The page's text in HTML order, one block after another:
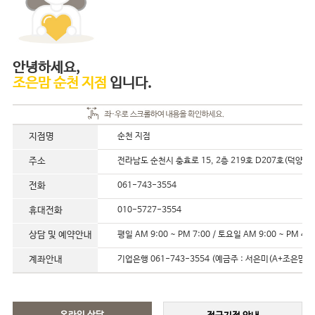
안녕하세요,
조은맘 순천 지점 입니다.
지점명 순천 지점
주소 전라남도 순천시 충효로 15, 2층 219호 D207호(덕양동)
전화 061-743-3554
휴대전화 010-5727-3554
상담 및 예약안내 평일 AM 9:00 ~ PM 7:00 / 토요일 AM 9:00 ~ PM
계좌안내 기업은행 061-743-3554 (예금주 : 서은미(A+조은맘산